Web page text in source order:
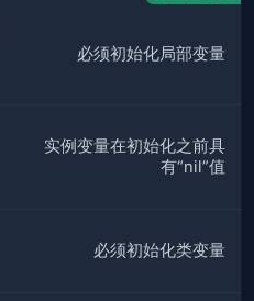
必须初始化局部变量
实例变量在初始化之前具
有“nil”值
必须初始化类变量